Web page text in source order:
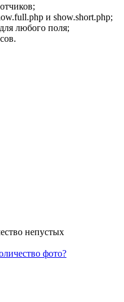
и show.short.php;
любого поля;
непустых
фото?